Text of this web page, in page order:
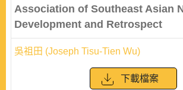
Association of Southeast Asian
Development and Retrospect
吳祖田 (Joseph Tisu-Tien Wu)
下載檔案